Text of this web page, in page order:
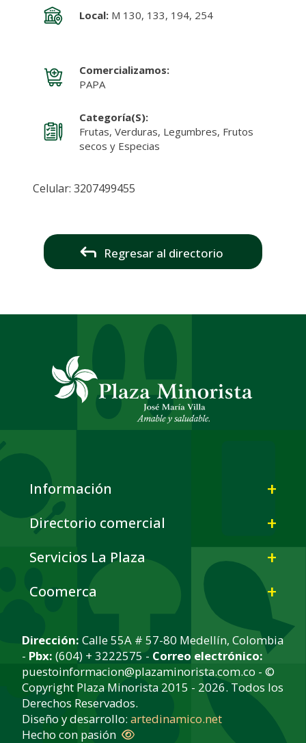
Local:M 130, 133, 194, 254
Comercializamos:
PAPA
Categoría(s):
Frutas, Verduras, Legumbres, Frutos
secos y Especias
Celular: 3207499455
Regresar al directorio
Información
Directorio comercial
Servicios La Plaza
Coomerca
Dirección: Calle 55A # 57-80 Medellín, Colombia
- Pbx: (604) + 3222575 - Correo electrónico:
puestoinformacion@plazaminorista.com.co - ©
Copyright Plaza Minorista 2015 - 2026. Todos los
Derechos Reservados.
Diseño y desarrollo:artedinamico.net
Hecho con pasión